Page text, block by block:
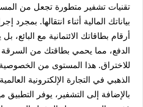
تقنيات تشفير متطورة تجعل من
بياناتك المالية أثناء انتقالها.
أرقام بطاقاتك الائتمانية مع
الدفع، مما يحمي بطاقتك من
للاختراق. هذا المستوى من
الذهبي في التجارة الإلكترونية
بالإضافة إلى التشفير، يوفر التطبيق